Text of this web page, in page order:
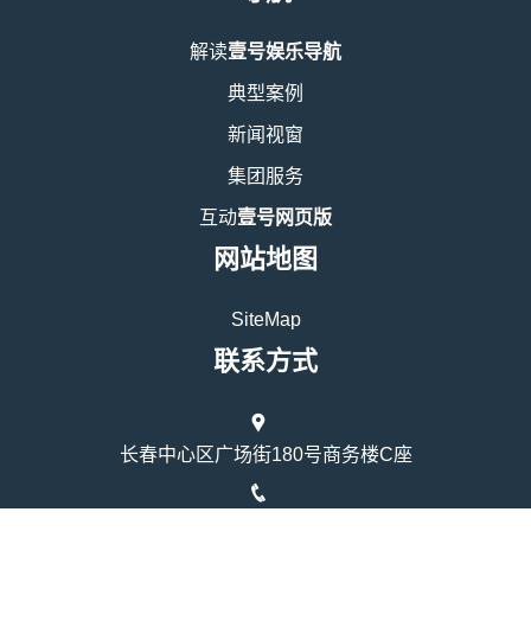
解读壹号娱乐导航
典型案例
新闻视窗
集团服务
互动壹号网页版
网站地图
SiteMap
联系方式
长春中心区广场街180号商务楼C座